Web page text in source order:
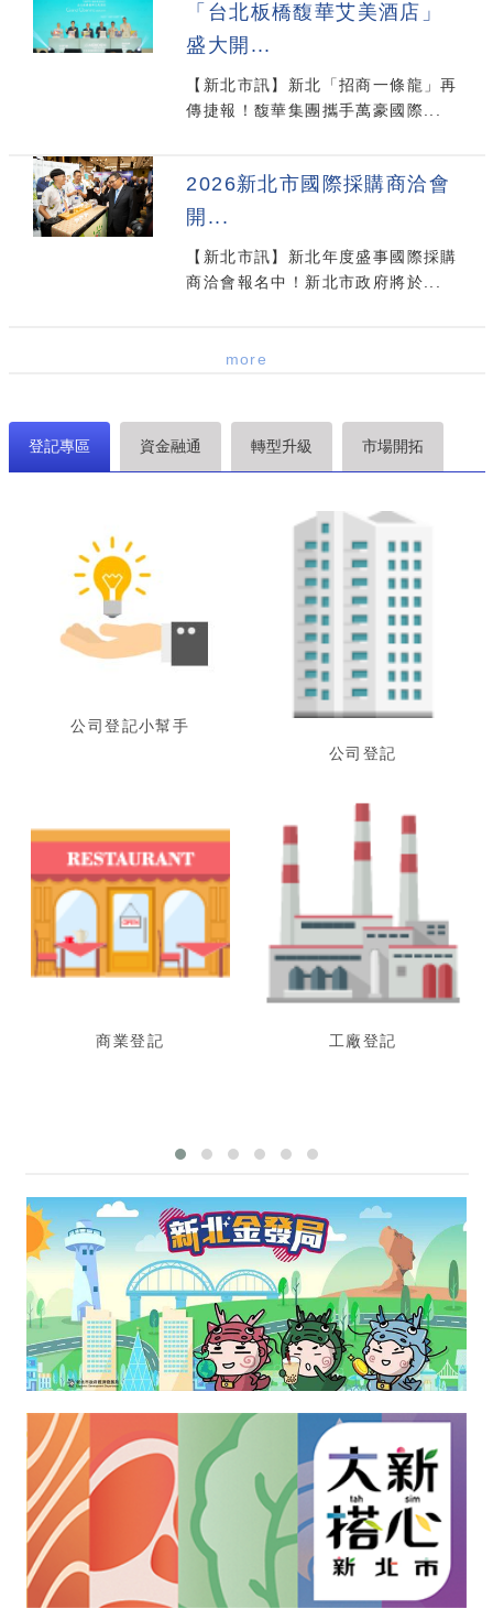
「台北板橋馥華艾美酒店」
盛大開...
【新北市訊】新北「招商一條龍」再
傳捷報！馥華集團攜手萬豪國際...
2026新北市國際採購商洽會
開...
【新北市訊】新北年度盛事國際採購
商洽會報名中！新北市政府將於...
more
登記專區 資金融通 轉型升級 市場開拓
公司登記小幫手
公司登記
商業登記 工廠登記